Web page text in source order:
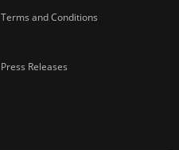
Terms and Conditions
Press Releases